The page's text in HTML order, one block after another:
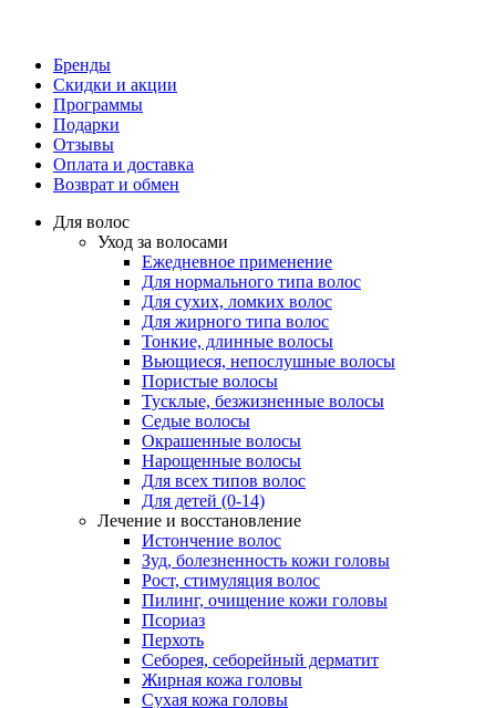
Бренды
Скидки и акции
Программы
Подарки
Отзывы
Оплата и доставка
Возврат и обмен
Для волос
Уход за волосами
Ежедневное применение
Для нормального типа волос
Для сухих, ломких волос
Для жирного типа волос
Тонкие, длинные волосы
Вьющиеся, непослушные волосы
Пористые волосы
Тусклые, безжизненные волосы
Седые волосы
Окрашенные волосы
Нарощенные волосы
Для всех типов волос
Для детей (0-14)
Лечение и восстановление
Истончение волос
Зуд, болезненность кожи головы
Рост, стимуляция волос
Пилинг, очищение кожи головы
Псориаз
Перхоть
Себорея, себорейный дерматит
Жирная кожа головы
Сухая кожа головы